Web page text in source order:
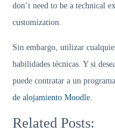
don’t need to be a technical
customization.
Sin embargo, utilizar
habilidades técnicas. Y si
puede contratar a un
de alojamiento Moodle
Related Posts: